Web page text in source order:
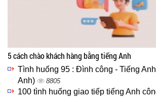
5 cách chào khách hàng bằng tiếng Anh
Tình huống 95 : Đình công - Tiếng
Anh)
8805
100 tình huống giao tiếp tiếng Anh